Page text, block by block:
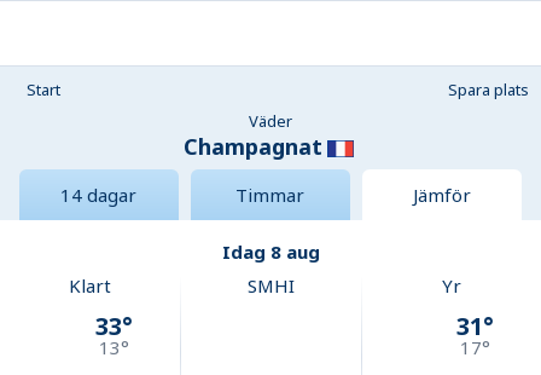
Start
Spara plats
Väder
Champagnat
14 dagar Timmar Jämför
Idag 8 aug
Klart
33°
13°
SMHI Yr
31°
17°